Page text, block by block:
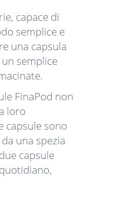
capace di
semplice e
una capsula
semplice
FinaPod non
loro
capsule sono
una spezia
capsule